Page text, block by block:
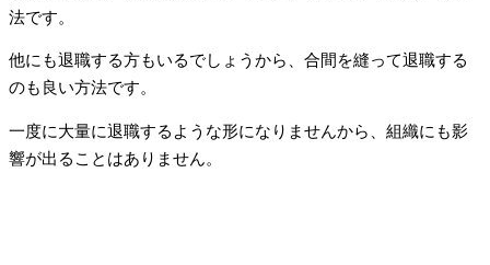
法です。
他にも退職する方もいるでしょうから、合間を縫って退職する
のも良い方法です。
一度に大量に退職するような形になりませんから、組織にも影
響が出ることはありません。